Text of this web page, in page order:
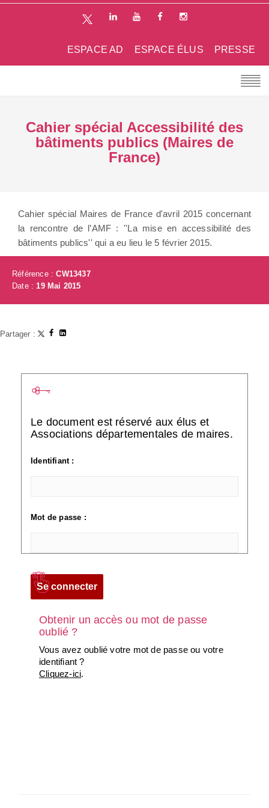
PRESSE
ESPACE ÉLUS
ESPACE AD
Cahier spécial Accessibilité des
bâtiments publics (Maires de
France)
Cahier spécial Maires de France d'avril 2015 concernant
la rencontre de l’AMF : ''La mise en accessibilité des
bâtiments publics'' qui a eu lieu le 5 février 2015.
Référence :CW13437
Date : 19 Mai 2015
Partager :
Le document est réservé aux élus et
Associations départementales de maires.
Identifiant :
Mot de passe :
Obtenir un accès ou mot de passe
oublié ?
Vous avez oublié votre mot de passe ou votre
identifiant ?
Cliquez-ici.